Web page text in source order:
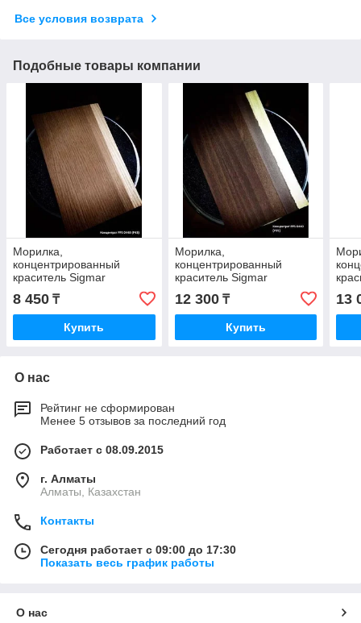
Все условия возврата
Подобные товары компании
Морилка,
концентрированный
краситель Sigmar
PPS0448 P43, 1 литр,
Италия
8 450 ₸
Купить
Морилка,
концентрированный
краситель Sigmar
PPS0440 (P35), 1 литр,
Италия
12 300₸
Купить
13
О нас
Рейтинг не сформирован
Менее 5 отзывов за последний год
Работает с 08.09.2015
г. Алматы
Алматы, Казахстан
Контакты
Сегодня работает с 09:00 до 17:30
Показать весь график работы
О нас